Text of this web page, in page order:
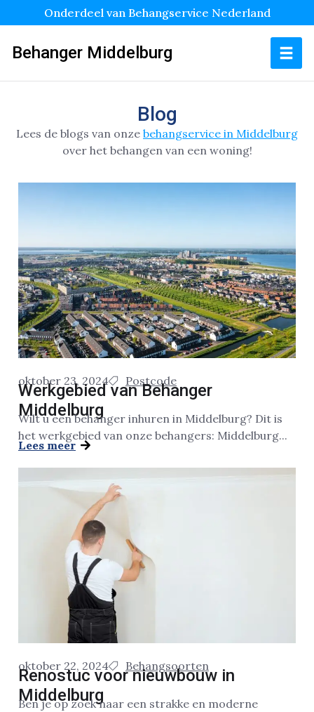
Onderdeel van Behangservice Nederland
Behanger Middelburg
Blog
Lees de blogs van onze behangservice in Middelburg
over het behangen van een woning!
oktober 23, 2024 Postcode
Werkgebied van Behanger
Middelburg
Wilt u een behanger inhuren in Middelburg? Dit is
het werkgebied van onze behangers: Middelburg...
Lees meer
oktober 22, 2024 Behangsoorten
Renostuc voor nieuwbouw in
Middelburg
Ben je op zoek naar een strakke en moderne